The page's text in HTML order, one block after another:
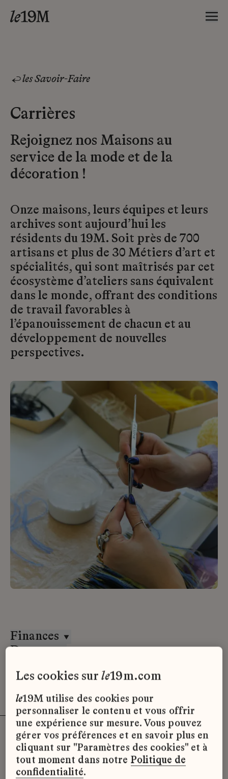
les Savoir-Faire
Carrières
Rejoignez nos Maisons au
service de la mode et de la
décoration !
Onze maisons, leurs équipes et leurs
archives sont aujourd’hui les
résidents du 19M. Soit près de 700
artisans et plus de 30 Métiers d’art et
spécialités, qui sont maîtrisés par cet
écosystème d’ateliers sans équivalent
dans le monde, offrant des conditions
de travail favorables à
l’épanouissement de chacun et au
développement de nouvelles
perspectives.
Finances
Desrues
Désolé, il semble qu’il n’y ait pas
d’offres d’emploi disponibles pour le
moment.
les cookies surle19m.com
le19M utilise des cookies pour
personnaliser le contenu et vous offrir
une expérience sur mesure. Vous pouvez
gérer vos préférences et en savoir plus en
cliquant sur "Paramètres des cookies" et à
tout moment dans notre Politique de
confidentialité.